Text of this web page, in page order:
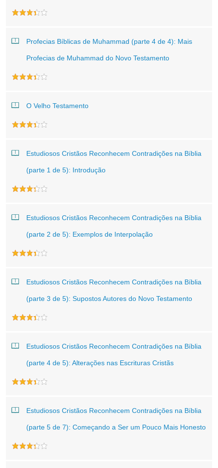
Profecias Bíblicas de Muhammad (parte 4 de 4): Mais
Profecias de Muhammad do Novo Testamento
O Velho Testamento
Estudiosos Cristãos Reconhecem Contradições na Bíblia
(parte 1 de 5): Introdução
Estudiosos Cristãos Reconhecem Contradições na Bíblia
(parte 2 de 5): Exemplos de Interpolação
Estudiosos Cristãos Reconhecem Contradições na Bíblia
(parte 3 de 5): Supostos Autores do Novo Testamento
Estudiosos Cristãos Reconhecem Contradições na Bíblia
(parte 4 de 5): Alterações nas Escrituras Cristãs
Estudiosos Cristãos Reconhecem Contradições na Bíblia
(parte 5 de 7): Começando a Ser um Pouco Mais Honesto